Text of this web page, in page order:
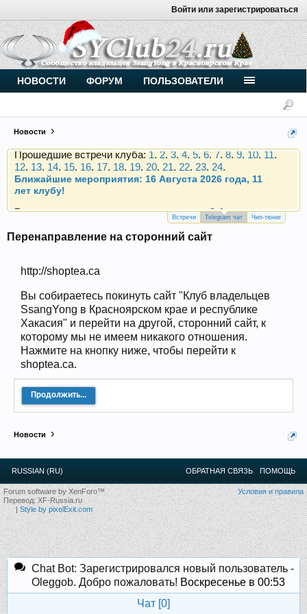
Войти или зарегистрироваться
Новости
Внимание, новые участники нашего клуба!
Основное общение происходит вTelegram-чате.
Присоединяйтесь.
Чип-тюнинг (прошивка) дизелей от
Vahmurka
Прошедшие встречи клуба:
12.13.14.15.16.17.18.19.20.21.22.23.24.
Ближайшие мероприятия: 16 Августа 2026 года, 11
лет клубу!
Внимание, новые участники нашего клуба!
Чип-тюнинг (прошивка) дизелей от
Прошедшие встречи клуба:1.2. 3 4.5.6 .7.8.9.10.11
12.13.14.15. 16.17.18.19.20. 21.22 .23.24.
Ближайшие мероприятия: 16 Августа 2026 года, 11
лет клубу!
Встречи Telegram чат Чип-тюниг
Перенаправление на сторонний сайт
http://shoptea.ca
Вы собираетесь покинуть сайт "Клуб владельцев
SsangYong в Красноярском крае и республике
Хакасия" и перейти на другой, сторонний сайт, к
которому мы не имеем никакого отношения.
Нажмите на кнопку ниже, чтобы перейти к
shoptea.ca.
Продолжить...
Новости
НОВОСТИ ФОРУМ ПОЛЬЗОВАТЕЛИ
RUSSIAN (RU) ОБРАТНАЯ СВЯЗЬ ПОМОЩЬ
Условия и правила
Forum software by XenForo™
Перевод:XF-Russia.ru
|Style by pixelExit.com
Chat Bot: Зарегистрировался новый пользователь -
Oleggob. Добро пожаловать! Воскресенье в 00:53
Чат [0]